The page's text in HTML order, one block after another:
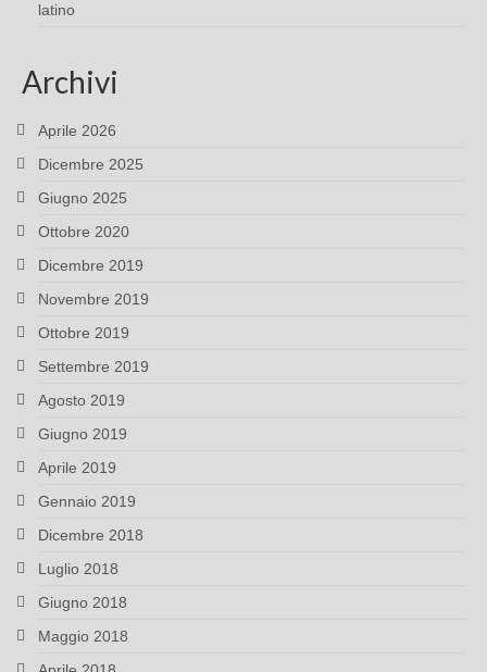
latino
Archivi
Aprile 2026
Dicembre 2025
Giugno 2025
Ottobre 2020
Dicembre 2019
Novembre 2019
Ottobre 2019
Settembre 2019
Agosto 2019
Giugno 2019
Aprile 2019
Gennaio 2019
Dicembre 2018
Luglio 2018
Giugno 2018
Maggio 2018